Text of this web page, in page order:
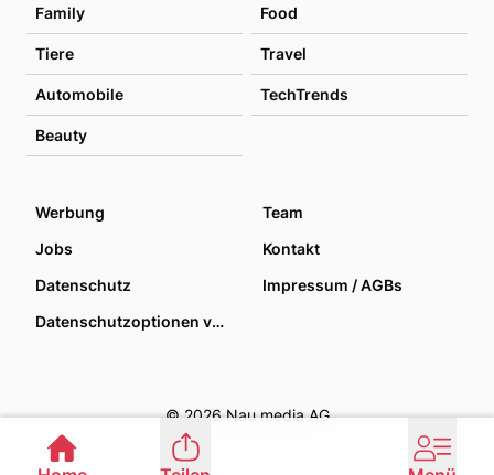
Family Food
Tiere Travel
Automobile TechTrends
Beauty
Werbung
Team
Jobs
Kontakt
Datenschutz
Impressum / AGBs
Datenschutzoptionen verwalten
© 2026 Nau media AG